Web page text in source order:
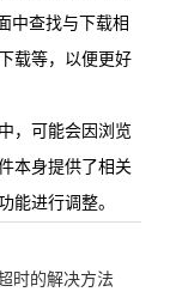
中查找与下载相
载等，以便更好
，可能会因浏览
本身提供了相关
能进行调整。
时的解决方法